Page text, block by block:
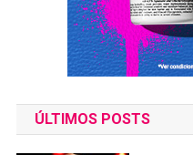
ÚLTIMOS POSTS